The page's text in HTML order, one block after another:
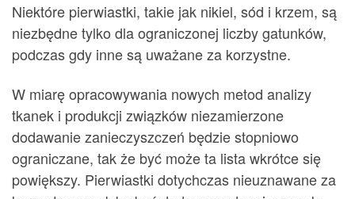
Niektóre pierwiastki, takie jak nikiel, sód i krzem, są
niezbędne tylko dla ograniczonej liczby gatunków,
podczas gdy inne są uważane za korzystne.
W miarę opracowywania nowych metod analizy
tkanek i produkcji związków niezamierzone
dodawanie zanieczyszczeń będzie stopniowo
ograniczane, tak że być może ta lista wkrótce się
powiększy. Pierwiastki dotychczas nieuznawane za